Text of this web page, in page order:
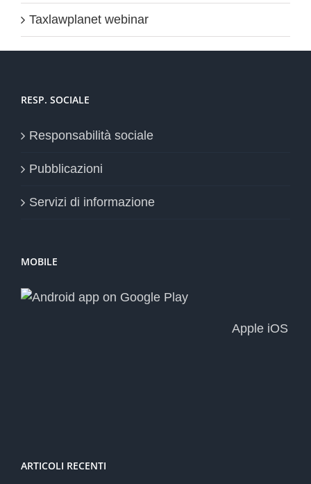
Taxlawplanet webinar
RESP. SOCIALE
Responsabilità sociale
Pubblicazioni
Servizi di informazione
MOBILE
Apple iOS
ARTICOLI RECENTI